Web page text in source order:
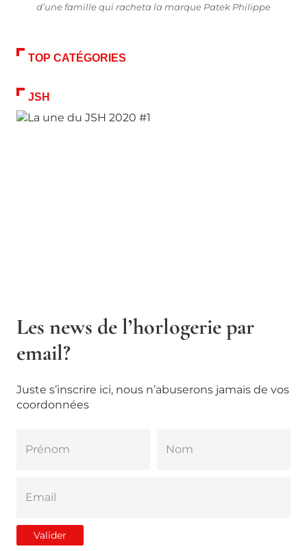
d’une famille qui racheta la marque Patek Philippe
TOP CATÉGORIES
JSH
Les news de l’horlogerie par
email?
Juste s’inscrire ici, nous n’abuserons jamais de vos
coordonnées